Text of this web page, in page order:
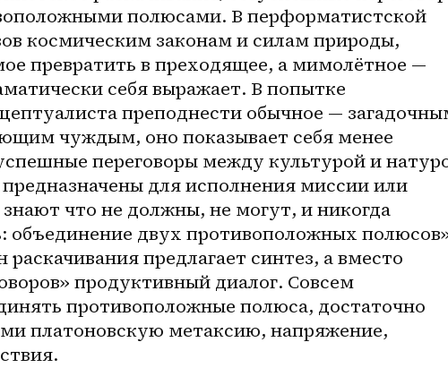
полюсами. В перформатистской
космическим законам и силам природы,
превратить в преходящее, а мимолётное —
себя выражает. В попытке
преподнести обычное —
чуждым, оно показывает себя менее
переговоры между культурой и
для исполнения миссии или
что не должны, не могут, и никогда
объединение двух противоположных
предлагает синтез, а вместо
продуктивный диалог. Совсем
противоположные полюса, достаточно
платоновскую метаксию, напряжение,